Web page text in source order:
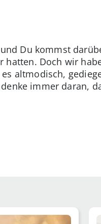
Du kommst
Doch wir
altmodisch,
immer daran,